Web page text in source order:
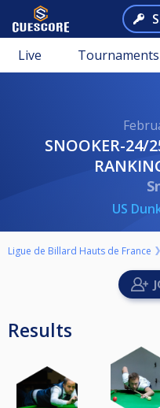
Live Tournaments
SNOOKER-24/25-HDF ZONE NORD-
US
Ligue de Billard Hauts de France
Results